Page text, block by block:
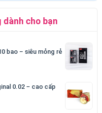
dành cho bạn
bao – siêu mỏng rẻ
0.02 – cao cấp